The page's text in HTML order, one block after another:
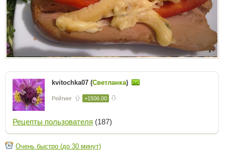
kvitochka07 (Светланка)
Рейтинг +1506.00
Рецепты пользователя (187)
Очень быстро (до 30 минут)